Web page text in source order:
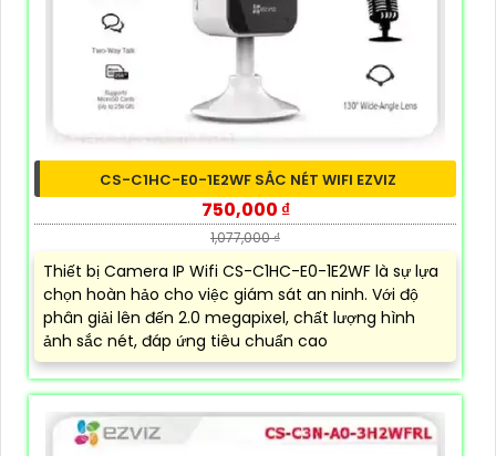
CS-C1HC-E0-1E2WF SẮC NÉT WIFI EZVIZ
750,000 ₫
1,077,000 ₫
Thiết bị Camera IP Wifi CS-C1HC-E0-1E2WF là sự lựa
chọn hoàn hảo cho việc giám sát an ninh. Với độ
phân giải lên đến 2.0 megapixel, chất lượng hình
ảnh sắc nét, đáp ứng tiêu chuẩn cao